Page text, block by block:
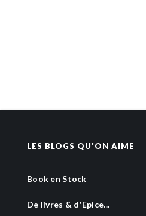
LES BLOGS QU'ON AIME
Book en Stock
De livres & d'Epice...